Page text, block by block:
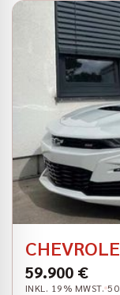
59.900 €
INKL. 19% MWST.